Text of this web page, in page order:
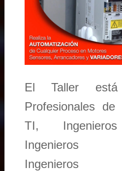
El Taller
Profesionales
TI,
Ingenieros
Ingenieros